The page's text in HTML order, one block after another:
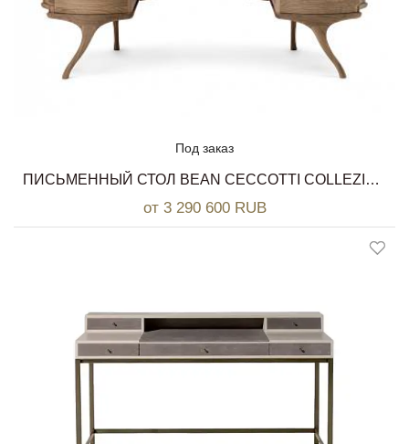
Под заказ
ПИСЬМЕННЫЙ СТОЛ BEAN CECCOTTI COLLEZIONI
от 3 290 600 RUB